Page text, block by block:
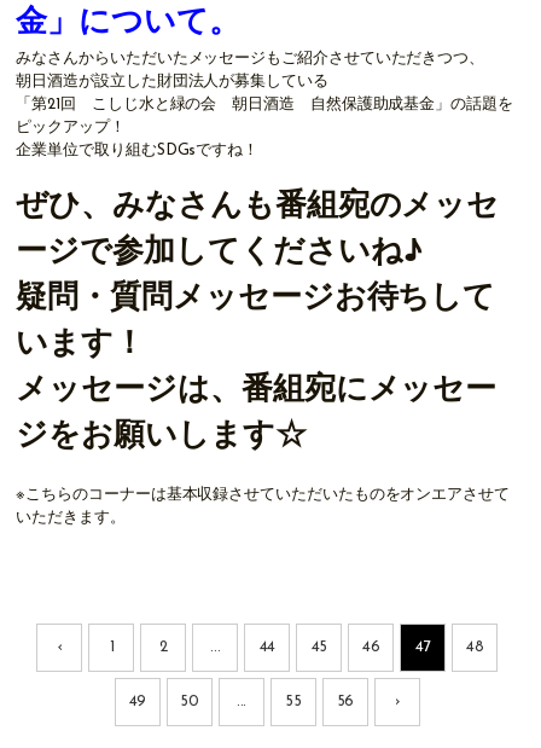
金」について。
みなさんからいただいたメッセージもご紹介させていただきつつ、
朝日酒造が設立した財団法人が募集している
「第21回 こしじ水と緑の会 朝日酒造 自然保護助成基金」の話題を
ピックアップ！
企業単位で取り組むSDGsですね！
ぜひ、みなさんも番組宛のメッセ
ージで参加してくださいね♪
疑問・質問メッセージお待ちして
います！
メッセージは、番組宛にメッセー
ジをお願いします☆
※こちらのコーナーは基本収録させていただいたものをオンエアさせて
いただきます。
‹ 2 ... 44 45 46 47 48
49 50 ... 55 56 ›